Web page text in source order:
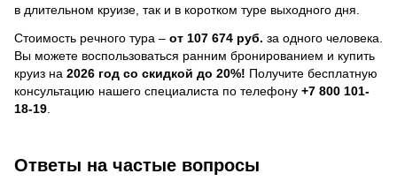
в длительном круизе, так и в коротком туре выходного дня.
Стоимость речного тура – от 107 674 руб. за одного человека.
Вы можете воспользоваться ранним бронированием и купить
круиз на 2026 год со скидкой до 20%! Получите бесплатную
консультацию нашего специалиста по телефону +7 800 101-
18-19
Ответы на частые вопросы